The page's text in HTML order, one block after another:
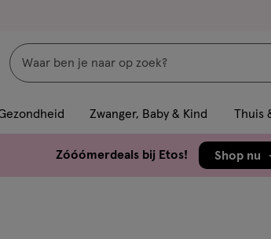
Zoeken
met
dit
Zwanger, Baby & Kind Thuis
Zóóómerdeals bij Etos! Shop nu